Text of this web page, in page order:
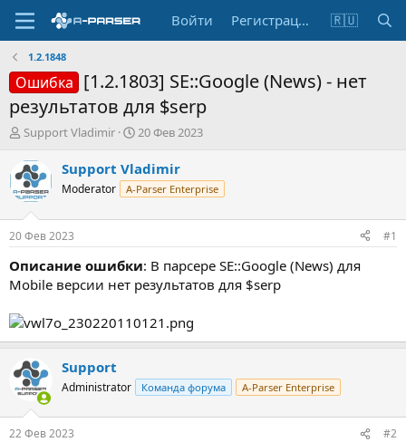
Войти Регистрация 🇷🇺
1.2.1848
Ошибка [1.2.1803] SE::Google (News) - нет
результатов для $serp
А
т
о
р
т
е
м
ы
Support Vladimir
Д
т
а
н
а
л
20 Фев 2023
Support Vladimir
Moderator A-Parser Enterprise
20 Фев 2023 #1
Описание ошибки: В парсере SE::Google (News) для
Mobile версии нет результатов для $serp
Support
Administrator Команда форума A-Parser Enterprise
22 Фев 2023 #2